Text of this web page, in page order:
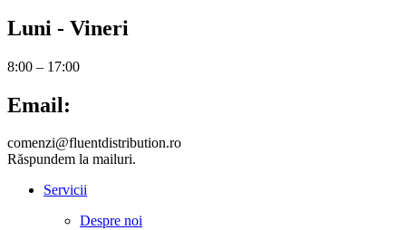
Luni - Vineri
8:00 – 17:00
Email:
comenzi@fluentdistribution.ro
Răspundem la mailuri.
Servicii
Despre noi